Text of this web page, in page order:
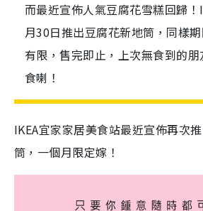
而最近宣佈人氣豆腐花雪糕回歸
月30日推出豆腐花新地筒，同樣
有限，售完即止，上次無食到的
食喇！
IKEA宜家家居美食站最近宣佈再次
筒，一個月限定嫁！